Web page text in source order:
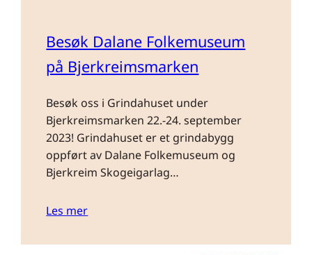
Besøk Dalane Folkemuseum
på Bjerkreimsmarken
Besøk oss i Grindahuset under
Bjerkreimsmarken 22.-24. september
2023! Grindahuset er et grindabygg
oppført av Dalane Folkemuseum og
Bjerkreim Skogeigarlag…
Les mer